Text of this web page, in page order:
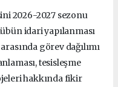
2026-2027 sezonu
idari yapılanması
görev dağılımı
tesisleşme
hakkında fikir